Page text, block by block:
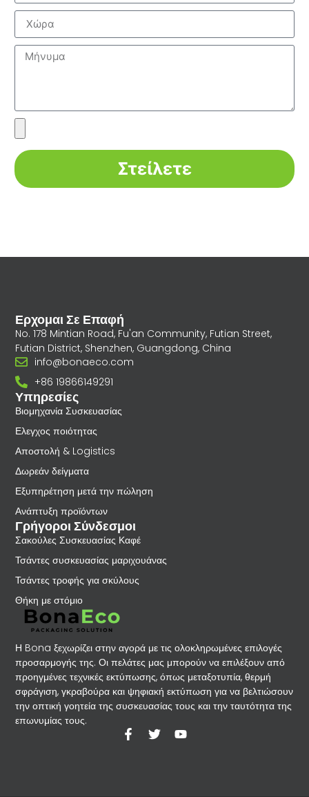
Στείλετε
Η Bona ξεχωρίζει στην αγορά με τις ολοκληρωμένες επιλογές
προσαρμογής της. Οι πελάτες μας μπορούν να επιλέξουν από
προηγμένες τεχνικές εκτύπωσης, όπως μεταξοτυπία, θερμή
σφράγιση, γκραβούρα και ψηφιακή εκτύπωση για να βελτιώσουν
την οπτική γοητεία της συσκευασίας τους και την ταυτότητα της
επωνυμίας τους.
Υπηρεσίες
Βιομηχανία Συσκευασίας
Ελεγχος ποιότητας
Αποστολή & Logistics
Δωρεάν δείγματα
Εξυπηρέτηση μετά την πώληση
Ανάπτυξη προϊόντων
Γρήγοροι Σύνδεσμοι
Σακούλες Συσκευασίας Καφέ
Τσάντες συσκευασίας μαριχουάνας
Τσάντες τροφής για σκύλους
Θήκη με στόμιο
Ερχομαι Σε Επαφή
No. 178 Mintian Road, Fu'an Community, Futian Street,
Futian District, Shenzhen, Guangdong, China
info@bonaeco.com
+86 19866149291